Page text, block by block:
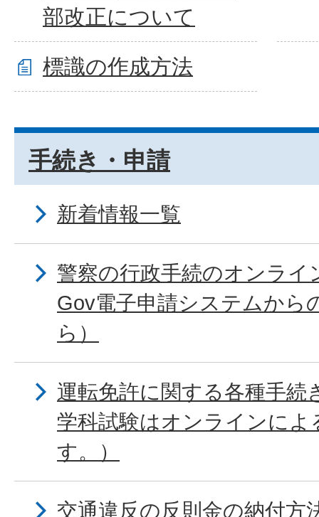
部改正について
標識の作成方法
手続き・申請
新着情報一覧
警察の行政手続のオンライ
Gov電子申請システムから
ら）
運転免許に関する各種手続
学科試験はオンラインによ
す。）
交通違反の反則金の納付方